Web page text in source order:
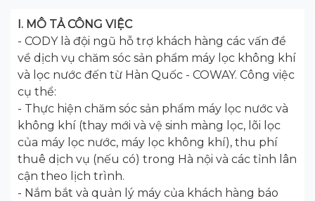
I. MÔ TẢ CÔNG VIỆC
- CODY là đội ngũ hỗ trợ khách hàng các vấn đề
về dịch vụ chăm sóc sản phẩm máy lọc không khí
và lọc nước đến từ Hàn Quốc - COWAY. Công việc
cụ thể:
- Thực hiện chăm sóc sản phẩm máy lọc nước và
không khí (thay mới và vệ sinh màng lọc, lõi lọc
của máy lọc nước, máy lọc không khí), thu phí
thuê dịch vụ (nếu có) trong Hà nội và các tỉnh lân
cận theo lịch trình.
- Nắm bắt và quản lý máy của khách hàng báo